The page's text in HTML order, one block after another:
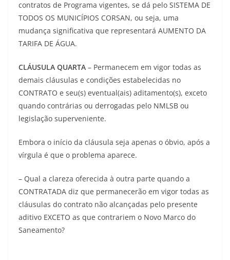
contratos de Programa vigentes, se dá pelo SISTEMA DE
TODOS OS MUNICÍPIOS CORSAN, ou seja, uma
mudança significativa que representará AUMENTO DA
TARIFA DE ÁGUA.
CLÁUSULA QUARTA – Permanecem em vigor todas as
demais cláusulas e condições estabelecidas no
CONTRATO e seu(s) eventual(ais) aditamento(s), exceto
quando contrárias ou derrogadas pelo NMLSB ou
legislação superveniente.
Embora o início da cláusula seja apenas o óbvio, após a
vírgula é que o problema aparece.
– Qual a clareza oferecida à outra parte quando a
CONTRATADA diz que permanecerão em vigor todas as
cláusulas do contrato não alcançadas pelo presente
aditivo EXCETO as que contrariem o Novo Marco do
Saneamento?